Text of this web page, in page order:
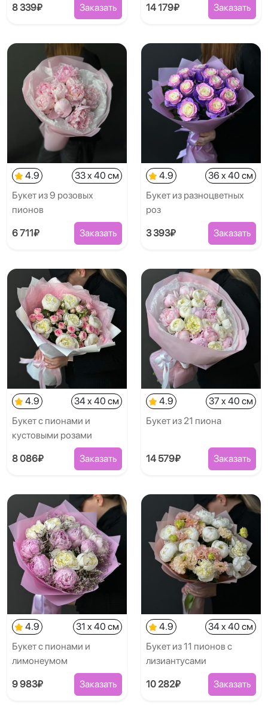
8 339₽ Заказать 14 179₽ Заказать
4.9
33 x 40 см
Букет из 9 розовых
пионов
6 711₽ Заказать
4.9
36 x 40 см
Букет из разноцветных
роз
3 393₽ Заказать
4.9
34 x 40 см
Букет с пионами и
кустовыми розами
8 086₽ Заказать
4.9
37 x 40 см
Букет из 21 пиона
14 579₽ Заказать
4.9
31 x 40 см
Букет с пионами и
лимонеумом
9 983₽ Заказать
4.9
34 x 40 см
Букет из 11 пионов с
лизиантусами
10 282₽ Заказать